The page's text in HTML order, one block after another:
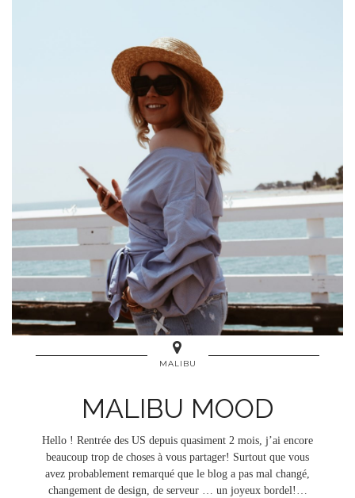
MALIBU
MALIBU MOOD
Hello ! Rentrée des US depuis quasiment 2 mois, j’ai encore
beaucoup trop de choses à vous partager! Surtout que vous
avez probablement remarqué que le blog a pas mal changé,
changement de design, de serveur … un joyeux bordel!…